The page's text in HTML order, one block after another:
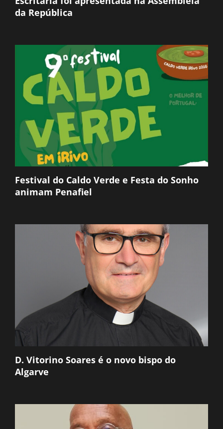
da República
Festival do Caldo Verde e Festa do Sonho
animam Penafiel
D. Vitorino Soares é o novo bispo do
Algarve